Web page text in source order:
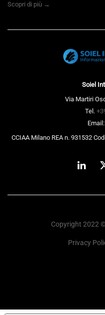
Scopri di più →
Soiel
Via Martiri
Tel.
Email:
CCIAA Milano REA n. 931532
Copyright 2022
Privacy